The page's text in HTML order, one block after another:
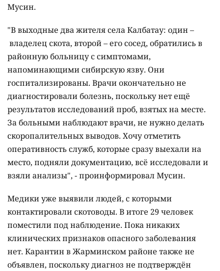
Мусин.
"В выходные два жителя села Калбатау: один –
владелец скота, второй – его сосед, обратились в
районную больницу с симптомами,
напоминающими сибирскую язву. Они
госпитализированы. Врачи окончательно не
диагностировали болезнь, поскольку нет ещё
результатов исследований проб, взятых на месте.
За больными наблюдают врачи, не нужно делать
скоропалительных выводов. Хочу отметить
оперативность служб, которые сразу выехали на
место, подняли документацию, всё исследовали и
взяли анализы", - проинформировал Мусин.
Медики уже выявили людей, с которыми
контактировали скотоводы. В итоге 29 человек
поместили под наблюдение. Пока никаких
клинических признаков опасного заболевания
нет. Карантин в Жарминском районе также не
объявлен, поскольку диагноз не подтверждён